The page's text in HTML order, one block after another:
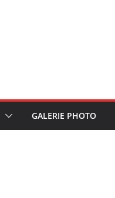
GALERIE PHOTO